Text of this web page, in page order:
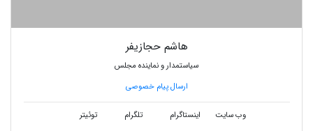
هاشم حجازیفر
سیاستمدار و نماینده مجلس
ارسال پیام خصوصی
وب سایت اینستاگرام تلگرام توئیتر